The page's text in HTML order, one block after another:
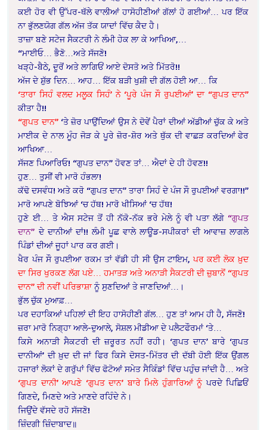
ਕਈ ਹੋਰ ਵੀ ਉੱਪਰ-ਥੱਲੇ ਵਾਲੀਆਂ ਹਾਸੋਹੀਣੀਆਂ ਗੱਲਾਂ ਹੋ ਗਈਆਂ… ਪਰ ਇੱਕ
ਨਾ ਭੁੱਲਣਯੋਗ ਗੱਲ ਅੱਜ ਤੱਕ ਯਾਦਾਂ ਵਿੱਚ ਕੈਦ ਹੈ।
ਤਾਜ਼ਾ ਬਣੇ ਸਟੇਜ ਸੈਕਟਰੀ ਨੇ ਲੰਮੀ ਹੇਕ ਲਾ ਕੇ ਆਖਿਆ,…
“ਮਾਈਓ… ਭੈਣੋ…ਅਤੇ ਸੱਜਣੋ!
ਖੜ੍ਹੇ-ਬੈਠੇ, ਦੂਰੋਂ ਅਤੇ ਲਾਗਿਓਂ ਆਏ ਦੋਸਤੋ ਅਤੇ ਮਿੱਤਰੋ!!
ਅੱਜ ਦੇ ਸ਼ੁੱਭ ਦਿਨ… ਆਹ… ਇੱਕ ਬੜੀ ਖੁਸ਼ੀ ਦੀ ਗੱਲ ਹੋਈ ਆ… ਕਿ
‘ਤਾਰਾ ਸਿਹੰ ਵਲਦ ਮਲੂਕ ਸਿਹੰ’ ਨੇ ‘ਪੂਰੇ ਪੰਜ ਸੌ ਰੁਪਈਆਂ’ ਦਾ “ਗੁਪਤ ਦਾਨ”
ਕੀਤਾ ਹੈ!!
“ਗੁਪਤ ਦਾਨ” ‘ਤੇ ਜ਼ੋਰ ਪਾਉਂਦਿਆਂ ਉਸ ਨੇ ਦੋਵੇਂ ਪੈਰਾਂ ਦੀਆਂ ਅੱਡੀਆਂ ਚੁੱਕ ਕੇ ਅਤੇ
ਮਾਈਕ ਦੇ ਨਾਲ ਮੂੰਹ ਜੋੜ ਕੇ ਪੂਰੇ ਜ਼ੋਰ-ਸ਼ੋਰ ਅਤੇ ਥੁੱਕ ਦੀ ਵਾਛੜ ਕਰਦਿਆਂ ਫੇਰ
ਆਖਿਆ…
ਸੱਜਣ ਪਿਆਰਿਓ! “ਗੁਪਤ ਦਾਨ” ਹੋਵਣ ਤਾਂ… ਐਦਾਂ ਦੇ ਹੀ ਹੋਵਣ!!
ਹੁਣ… ਤੁਸੀਂ ਵੀ ਮਾਰੋ ਹੰਭਲਾ!
ਕੱਢੋ ਦਸਵੰਧ! ਅਤੇ ਕਰੋ “ਗੁਪਤ ਦਾਨ” ਤਾਰਾ ਸਿਹੰ ਦੇ ਪੰਜ ਸੌ ਰੁਪਈਆਂ ਵਰਗਾ!!”
ਮਾਰੋ ਆਪਣੇ ਬੋਝਿਆਂ ‘ਚ ਹੱਥ! ਮਾਰੋ ਖੀਸਿਆਂ ‘ਚ ਹੱਥ!
ਹੁਣੇ ਈ… ਤੇ ਐਸ ਸਟੇਜ ਤੋਂ ਹੀ ਨੱਕੋ-ਨੱਕ ਭਰੇ ਮੇਲੇ ਨੂੰ ਵੀ ਪਤਾ ਲੱਗੇ “ਗੁਪਤ
ਦਾਨ” ਦੇ ਦਾਨੀਆਂ ਦਾਂ!! ਲੰਮੀ ਪੂਛ ਵਾਲੇ ਲਾਊਡ-ਸਪੀਕਰਾਂ ਦੀ ਆਵਾਜ਼ ਲਾਗਲੇ
ਪਿੰਡਾਂ ਦੀਆਂ ਜੂਹਾਂ ਪਾਰ ਕਰ ਗਈ।
ਖੈਰ ਪੰਜ ਸੌ ਰੁਪਈਆ ਰਕਮ ਤਾਂ ਵੱਡੀ ਹੀ ਸੀ ਉਸ ਟਾਇਮ,ਪਰ ਕਈ ਲੋਕ ਖ਼ੁਦ
ਦਾ ਸਿਰ ਖੁਰਕਣ ਲੱਗ ਪਏ… ਹਮਾਤੜ ਅਤੇ ਅਨਾੜੀ ਸੈਕਟਰੀ ਦੀ ਜ਼ੁਬਾਨੋਂ “ਗੁਪਤ
ਦਾਨ” ਦੀ ਨਵੀਂ ਪਰਿਭਾਸ਼ਾਨੂੰ ਸੁਣਦਿਆਂ ਤੇ ਜਾਣਦਿਆਂ…।
ਭੁੱਲ ਚੁੱਕ ਮੁਆਫ਼…
ਪਰ ਦਹਾਕਿਆਂ ਪਹਿਲਾਂ ਦੀ ਇਹ ਹਾਸੋਹੀਣੀ ਗੱਲ… ਹੁਣ ਤਾਂ ਆਮ ਹੀ ਹੈ, ਸੱਜਣੋ!
ਜ਼ਰਾ ਮਾਰੋ ਨਿਗ੍ਹਾ ਆਲੇ-ਦੁਆਲੇ, ਸੋਸ਼ਲ ਮੀਡੀਆ ਦੇ ਪਲੈਟਫੌਰਮਾਂ ‘ਤੇ…
ਕਿਸੇ ਅਨਾੜੀ ਸੈਕਟਰੀ ਦੀ ਜ਼ਰੂਰਤ ਨਹੀਂ ਰਹੀ। ‘ਗੁਪਤ ਦਾਨ’ ਬਾਰੇ ‘ਗੁਪਤ
ਦਾਨੀਆਂ’ ਦੀ ਖ਼ੁਦ ਦੀ ਜਾਂ ਫਿਰ ਕਿਸੇ ਦੋਸਤ-ਮਿੱਤਰ ਦੀ ਦੱਬੀ ਹੋਈ ਇੱਕ ਉਂਗਲ
ਹਜਾਰਾਂ ਲੋਕਾਂ ਦੇ ਗਰੁੱਪਾਂ ਵਿੱਚ ਫੋਟੋਆਂ ਸਮੇਤ ਸੈਕਿੰਡਾਂ ਵਿੱਚ ਪਹੁੰਚ ਜਾਂਦੀ ਹੈ… ਅਤੇ
‘ਗੁਪਤ ਦਾਨੀ’ ਆਪਣੇ ‘ਗੁਪਤ ਦਾਨ’ ਬਾਰੇ ਮਿਲੇ ਹੁੰਗਾਰਿਆਂ ਨੂੰਪਰਦੇ ਪਿਛਿਓਂ
ਗਿਣਦੇ, ਮਿਣਦੇ ਅਤੇ ਮਾਣਦੇ ਰਹਿੰਦੇ ਨੇ।
ਜਿਉਂਦੇ ਵੱਸਦੇ ਰਹੋ ਸੱਜਣੋ!
ਜ਼ਿੰਦਗੀ ਜ਼ਿੰਦਾਬਾਦ॥